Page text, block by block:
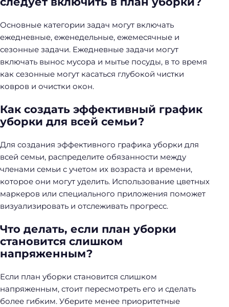
Основные категории задач могут включать
ежедневные, еженедельные, ежемесячные и
сезонные задачи. Ежедневные задачи могут
включать вынос мусора и мытье посуды, в то время
как сезонные могут касаться глубокой чистки
ковров и очистки окон.
Как создать эффективный график
уборки для всей семьи?
Для создания эффективного графика уборки для
всей семьи, распределите обязанности между
членами семьи с учетом их возраста и времени,
которое они могут уделить. Использование цветных
маркеров или специального приложения поможет
визуализировать и отслеживать прогресс.
Что делать, если план уборки
становится слишком
напряженным?
Если план уборки становится слишком
напряженным, стоит пересмотреть его и сделать
более гибким. Уберите менее приоритетные